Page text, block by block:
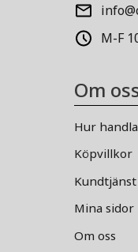
M-F
Om
Hur
Köpvillkor
Kundtjänst
Mina sidor
Om oss